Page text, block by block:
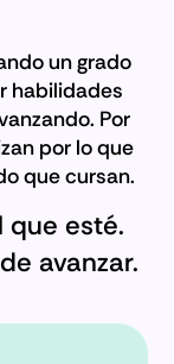
un grado
habilidades
Por
por lo que
que cursan.
que esté.
avanzar.